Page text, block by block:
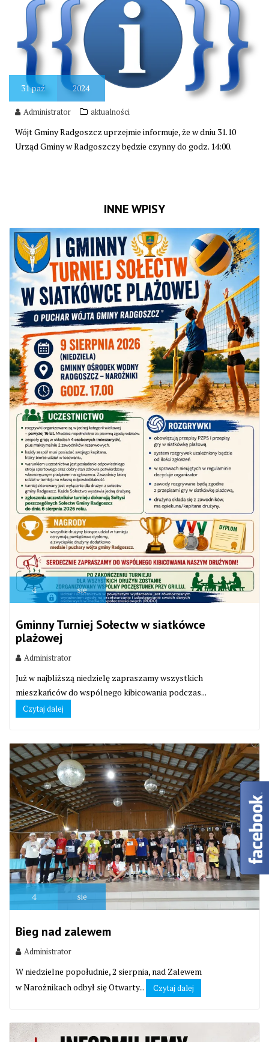
31paź 2024
Administrator aktualności
Wójt Gminy Radgoszcz uprzejmie informuje, że w dniu 31.10
Urząd Gminy w Radgoszczy będzie czynny do godz. 14:00.
INNE WPISY
4 sie
Gminny Turniej Sołectw w siatkówce
plażowej
Administrator
Już w najbliższą niedzielę zapraszamy wszystkich
mieszkańców do wspólnego kibicowania podczas...
Czytaj dalej
4 sie
Bieg nad zalewem
Administrator
W niedzielne popołudnie, 2 sierpnia, nad Zalewem
w Narożnikach odbył się Otwarty...
Czytaj dalej